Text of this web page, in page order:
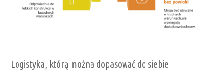
Logistyka, którą można dopasować do siebie